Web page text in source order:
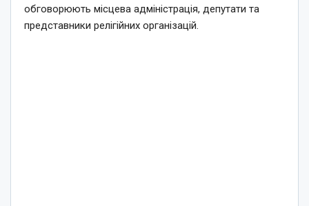
обговорюють місцева адміністрація, депутати та
представники релігійних організацій.